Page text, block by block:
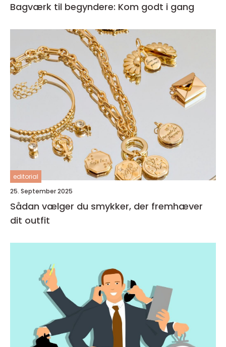
Bagværk til begyndere: Kom godt i gang
editorial
25. September 2025
Sådan vælger du smykker, der fremhæver
dit outfit